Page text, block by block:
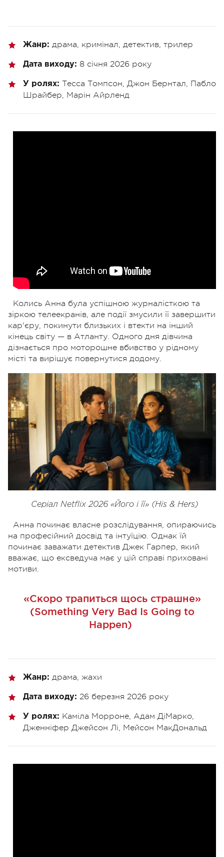
Жанр: драма, кримінал, детектив, трилер
Дата виходу: 8 січня 2026 року
У ролях: Тесса Томпсон, Джон Бернтал, Пабло
Шрайбер, Марін Айрленд
Колись Анна була успішною журналісткою та
зіркою телеекранів, але події змусили її завершити
кар'єру, покинути близьких і втекти на інший
кінець світу — в Атланту. Одного дня дівчина
дізнається про моторошне вбивство у рідному
місті та вирішує повернутися додому.
Серіал Netflix 2026 «Його і її» (His & Hers)
Анна починає власне розслідування, опираючись
на професійний досвід та інтуїцію. Однак їй
починає заважати детектив Джек Гарпер, який
вважає, що ексведуча має у цій справі приховані
мотиви.
«Скоро трапиться щось страшне»
(Something Very Bad Is Going to
Happen)
Жанр: драма, жахи
Дата виходу: 26 березня 2026 року
У ролях: Каміла Морроне, Адам ДіМарко,
Дженніфер Джейсон Лі, Мейсон МакДональд